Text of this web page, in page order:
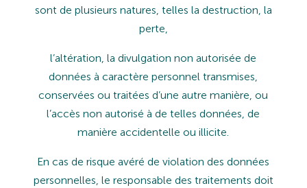
sont de plusieurs natures, telles la destruction, la
perte,
l’altération, la divulgation non autorisée de
données à caractère personnel transmises,
conservées ou traitées d’une autre manière, ou
l’accès non autorisé à de telles données, de
manière accidentelle ou illicite.
En cas de risque avéré de violation des données
personnelles, le responsable des traitements doit